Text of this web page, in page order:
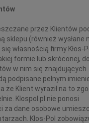
przez Klientów
sklepu (również wysłane
własnością firmy Kłos-
formie lub skróconej,
w nim się
podpisane pełnym
że Klient wyraził na to
Klospol.pl nie ponosi
za dane osobowe
Kłos-Pol